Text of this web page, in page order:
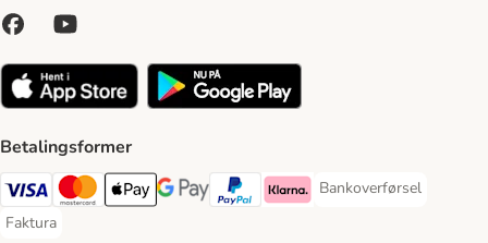
Betalingsformer
VISA Payment Method
Mastercard Payment Method
Apply pay Payment Method
Google Pay Payment Method
paypal Payment Method
Klarna Payment Method
Bankoverførsel
Bankoverførsel
Faktura
Faktura Payment Method